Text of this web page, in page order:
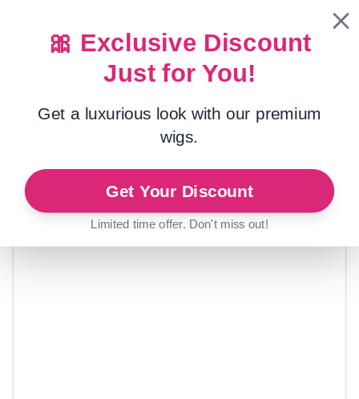
🎀 Exclusive Discount
Just for You!
Get a luxurious look with our premium
wigs.
Get Your Discount
Limited time offer. Don't miss out!
/Spitzen-Frontperücken